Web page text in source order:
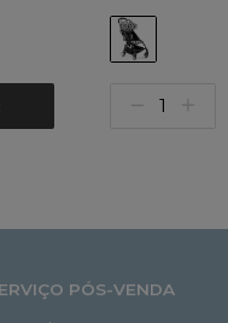
PÓS-VENDA